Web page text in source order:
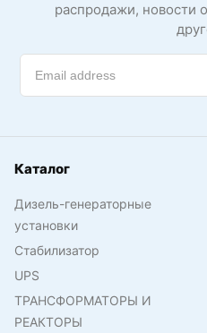
распродажи, новости
Каталог
Дизель-генераторные
установки
Стабилизатор
UPS
ТРАНСФОРМАТОРЫ И
РЕАКТОРЫ